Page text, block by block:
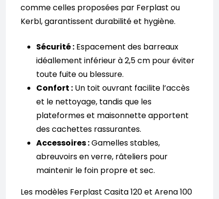
comme celles proposées par Ferplast ou
Kerbl, garantissent durabilité et hygiène.
Sécurité : Espacement des barreaux
idéallement inférieur à 2,5 cm pour éviter
toute fuite ou blessure.
Confort : Un toit ouvrant facilite l’accès
et le nettoyage, tandis que les
plateformes et maisonnette apportent
des cachettes rassurantes.
Accessoires :Gamelles stables,
abreuvoirs en verre, râteliers pour
maintenir le foin propre et sec.
Les modèles Ferplast Casita 120 et Arena 100